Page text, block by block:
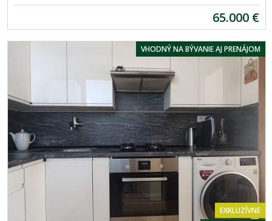
65.000 €
VHODNÝ NA BÝVANIE AJ PRENÁJOM
EXKLUZÍVNE